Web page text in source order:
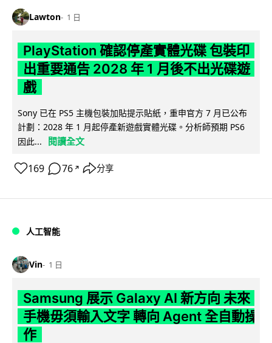
Lawton 1 日
PlayStation 確認停產實體光碟 包裝印
出重要通告 2028 年 1 月後不出光碟遊
戲
Sony 已在 PS5 主機包裝加貼提示貼紙，重申官方 7 月已公布
計劃：2028 年 1 月起停產新遊戲實體光碟。分析師預期 PS6
因此...
閱讀全文
169 76 ↗ 分享
人工智能
Vin 1 日
Samsung 展示 Galaxy AI 新方向 未來
手機毋須輸入文字 轉向 Agent 全自動操
作